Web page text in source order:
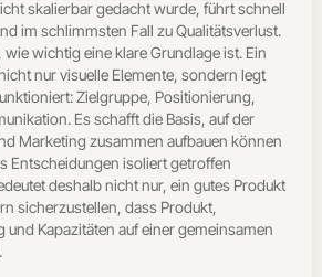
skalierbar gedacht wurde, führt schnell
im schlimmsten Fall zu Qualitätsverlust.
wichtig eine klare Grundlage ist. Ein
nur visuelle Elemente, sondern legt
Zielgruppe, Positionierung,
Es schafft die Basis, auf der
Marketing zusammen aufbauen können
Entscheidungen isoliert getroffen
deshalb nicht nur, ein gutes Produkt
sicherzustellen, dass Produkt,
und Kapazitäten auf einer gemeinsamen